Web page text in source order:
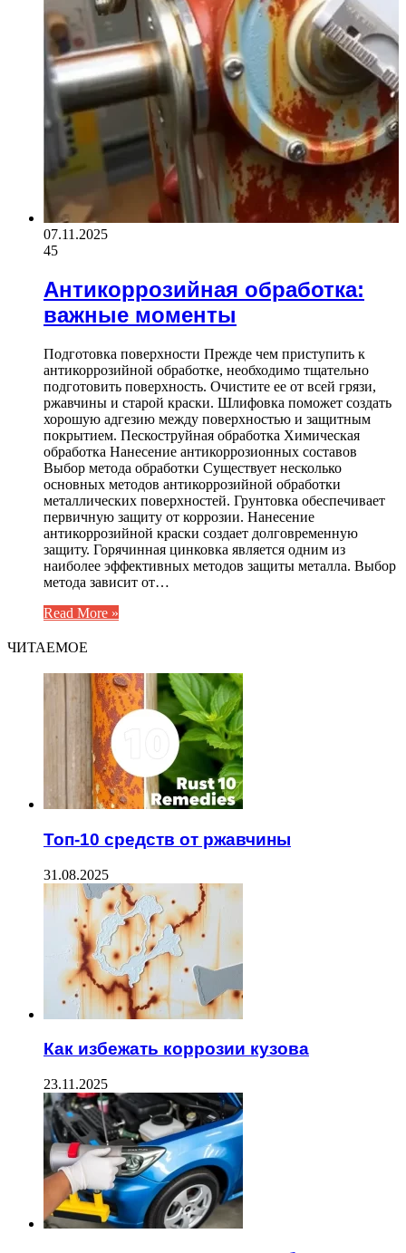
07.11.2025
45
Антикоррозийная обработка:
важные моменты
Подготовка поверхности Прежде чем приступить к
антикоррозийной обработке, необходимо тщательно
подготовить поверхность. Очистите ее от всей грязи,
ржавчины и старой краски. Шлифовка поможет создать
хорошую адгезию между поверхностью и защитным
покрытием. Пескоструйная обработка Химическая
обработка Нанесение антикоррозионных составов
Выбор метода обработки Существует несколько
основных методов антикоррозийной обработки
металлических поверхностей. Грунтовка обеспечивает
первичную защиту от коррозии. Нанесение
антикоррозийной краски создает долговременную
защиту. Горячинная цинковка является одним из
наиболее эффективных методов защиты металла. Выбор
метода зависит от…
Read More »
ЧИТАЕМОЕ
Топ-10 средств от ржавчины
31.08.2025
Как избежать коррозии кузова
23.11.2025